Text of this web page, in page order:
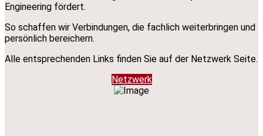
Engineering fördert.
So schaffen wir Verbindungen, die fachlich weiterbringen und
persönlich bereichern.
Alle entsprechenden Links finden Sie auf der Netzwerk Seite.
Netzwerk